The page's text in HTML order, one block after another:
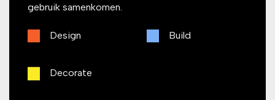
gebruik samenkomen.
Design Build
Decorate